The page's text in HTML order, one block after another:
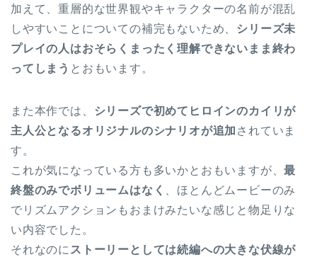
加えて、重層的な世界観やキャラクターの名前が混乱
しやすいことについての補完もないため、
シリーズ未
プレイの人はおそらくまったく理解できないまま終わ
ってしまう とおもいます。
また本作では、
シリーズで初めてヒロインのカイリが
主人公となるオリジナルのシナリオが追加 されていま
す。
これが気になっている方も多いかとおもいますが、最
終盤のみでボリュームはなく
、ほとんどムービーのみ
でリズムアクションもおまけみたいな感じと物足りな
い内容でした。
それなのに ストーリーとしては続編への大きな伏線が